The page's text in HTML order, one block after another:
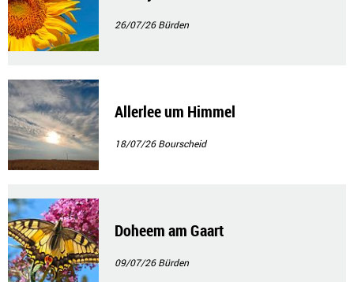
26/07/26Bürden
Allerlee um Himmel
18/07/26Bourscheid
Doheem am Gaart
09/07/26Bürden